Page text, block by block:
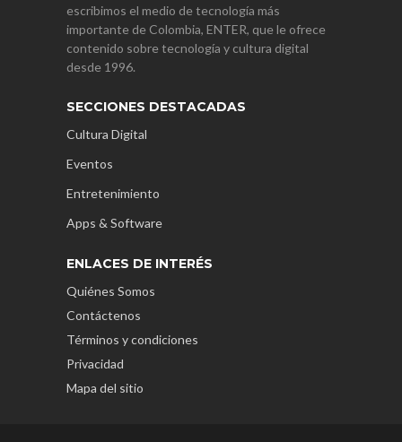
escribimos el medio de tecnología más
importante de Colombia, ENTER, que le ofrece
contenido sobre tecnología y cultura digital
desde 1996.
SECCIONES DESTACADAS
Cultura Digital
Eventos
Entretenimiento
Apps & Software
ENLACES DE INTERÉS
Quiénes Somos
Contáctenos
Términos y condiciones
Privacidad
Mapa del sitio